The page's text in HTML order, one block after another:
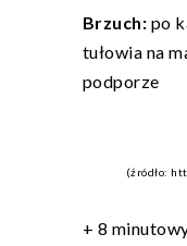
Brzuch: po
tułowia na
podporze
(źródło:
+ 8